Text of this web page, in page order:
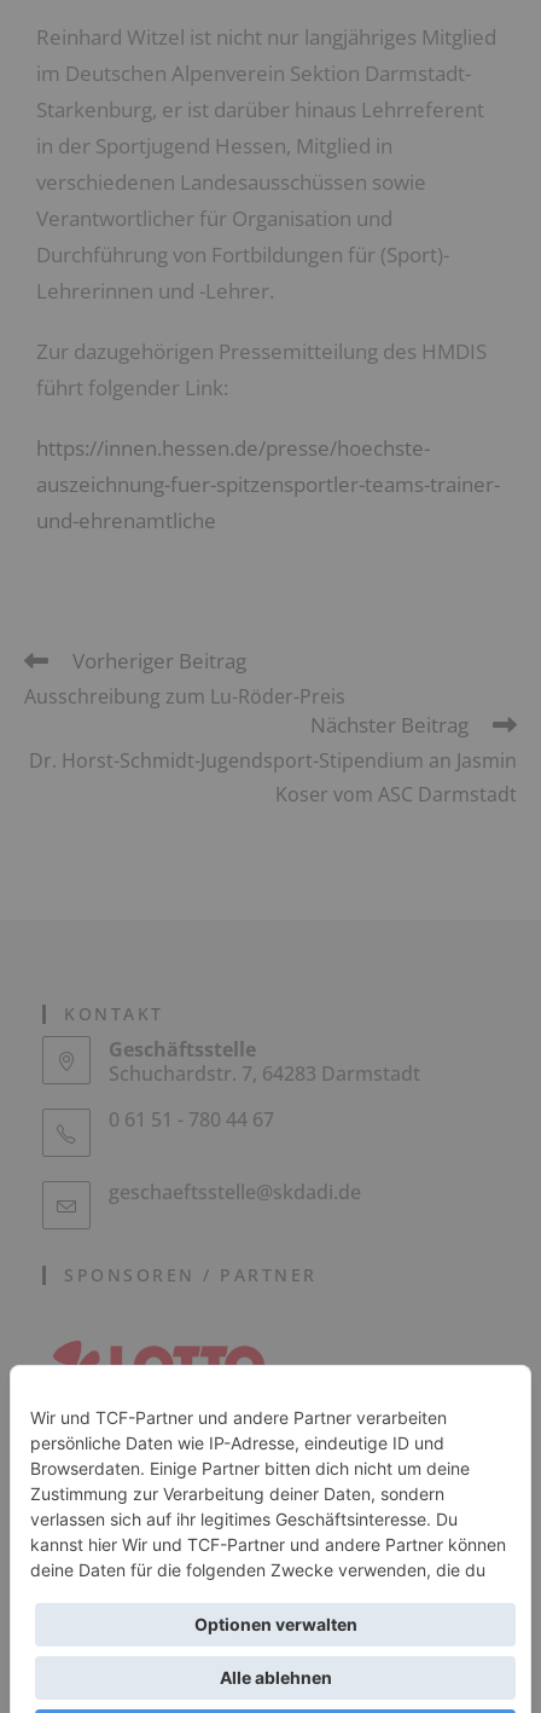
Reinhard Witzel ist nicht nur langjähriges Mitglied
im Deutschen Alpenverein Sektion Darmstadt-
Starkenburg, er ist darüber hinaus Lehrreferent
in der Sportjugend Hessen, Mitglied in
verschiedenen Landesausschüssen sowie
Verantwortlicher für Organisation und
Durchführung von Fortbildungen für (Sport)-
Lehrerinnen und -Lehrer.
Zur dazugehörigen Pressemitteilung des HMDIS
führt folgender Link:
https://innen.hessen.de/presse/hoechste-
auszeichnung-fuer-spitzensportler-teams-trainer-
und-ehrenamtliche
Vorheriger Beitrag
Ausschreibung zum Lu-Röder-Preis
Nächster Beitrag
Dr. Horst-Schmidt-Jugendsport-Stipendium an Jasmin
Koser vom ASC Darmstadt
KONTAKT
Geschäftsstelle
Schuchardstr. 7, 64283 Darmstadt
0 61 51 - 780 44 67
geschaeftsstelle@skdadi.de
SPONSOREN / PARTNER